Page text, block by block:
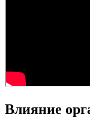
Влияние